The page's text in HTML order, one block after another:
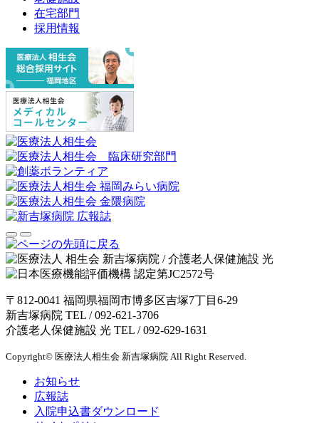
在宅部門
採用情報
〒812-0041 福岡県福岡市博多区吉塚7丁目6-29
新吉塚病院 TEL /092-621-3706
介護老人保健施設 光 TEL /092-629-1631
Copyright© 医療法人相生会 新吉塚病院 All Right Reserved.
お知らせ
広報誌
入院申込書ダウンロード